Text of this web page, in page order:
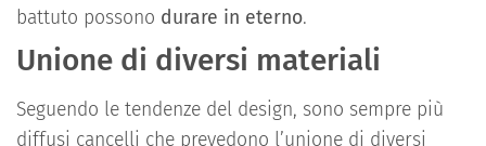
battuto possono durare in eterno.
Unione di diversi materiali
Seguendo le tendenze del design, sono sempre più
diffusi cancelli che prevedono l’unione di diversi